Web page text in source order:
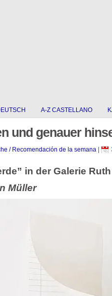
A-Z CASTELLANO
und genauer
/ Recomendación de la semana|
in der Galerie
Müller